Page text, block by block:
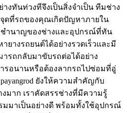
งทันท่วงทีจึงเป็นสิ่งจำเป็น ทีมช่าง
จุดที่รถของคุณเกิดปัญหาภายใน
ชำนาญของช่างและอุปกรณ์ที่ทัน
ยางรถยนต์ได้อย่างรวดเร็วและมี
รถกลับมาขับรถต่อได้อย่าง
ารอนานหรือต้องลากรถไปซ่อมที่อู่
ยังให้ความสำคัญกับ
มาก เราคัดสรรช่างที่มีความรู้
มมาเป็นอย่างดี พร้อมทั้งใช้อุปกรณ์